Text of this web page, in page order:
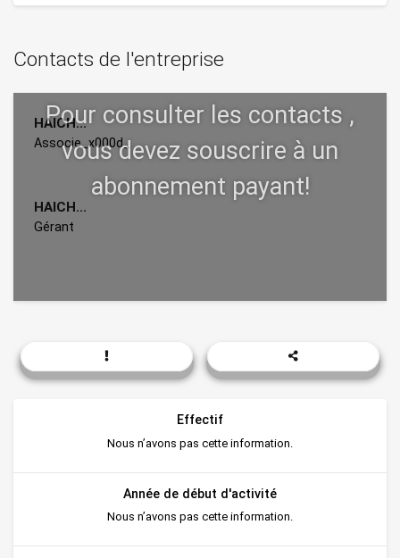
Contacts de l'entreprise
HAICH...
Associe_x000d_
HAICH...
Gérant
Effectif
Nous n’avons pas cette information.
Année de début d'activité
Nous n’avons pas cette information.